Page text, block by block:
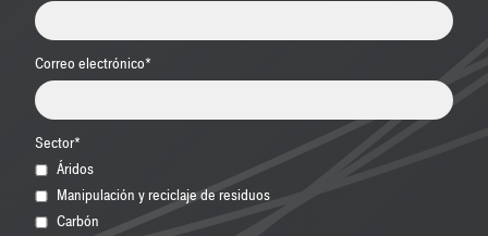
Correo electrónico*
Sector*
Áridos
Manipulación y reciclaje de residuos
Carbón